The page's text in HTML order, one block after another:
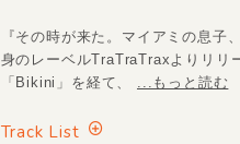
『その時が来た。マイアミの息
身のレーベルTraTraTraxよりリリ
「Bikini」を経て、
...もっと読む
Track List